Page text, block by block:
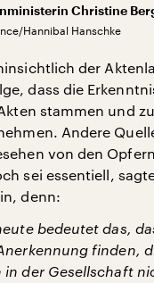
Christine
Hannibal Hanschke
der
dass die
stammen und
Andere
von den
sei essentiell,
denn:
bedeutet das,
finden,
in der Gesellschaft